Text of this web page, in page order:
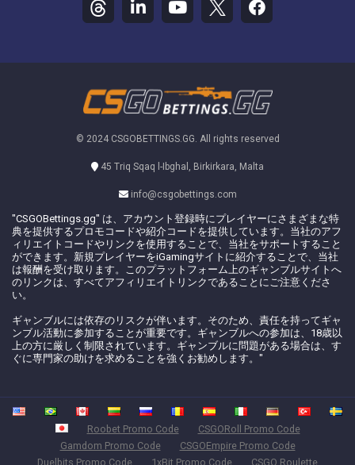
© 2024 CSGOBETTINGS.GG. All rights reserved
45 Triq Sqaq l-Ibghal, Birkirkara, Malta
info@csgobettings.com
"CSGOBettings.gg" は、アカウント登録時にプレイヤーにさまざまな特
典を提供するプロモコードや紹介コードを提供しています。当社のアフ
ィリエイトコードやリンクを使用することで、当社をサポートすること
ができます。新規プレイヤーをiGamingサイトに紹介することで、当社
は報酬を受け取ります。このプラットフォーム上のギャンブルサイトへ
のリンクは、すべてアフィリエイトリンクであることにご注意くださ
い。
ギャンブルには依存のリスクが伴います。そのため、責任を持ってギャ
ンブル活動に参加することが重要です。ギャンブルへの参加は、18歳以
上の方に厳しく制限されています。ギャンブルに問題がある場合は、す
ぐに専門家の助けを求めることを強くお勧めします。"
Roobet Promo Code
CSGORoll Promo Code
Gamdom Promo Code
CSGOEmpire Promo Code
Duelbits Promo Code
1xBit Promo Code CSGO Roulette